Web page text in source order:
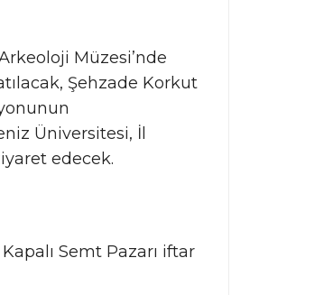
Müzesi’nde
Şehzade Korkut
Üniversitesi, İl
edecek.
Semt Pazarı iftar